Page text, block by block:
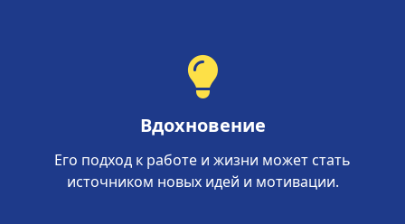
Вдохновение
Его подход к работе и жизни может стать
источником новых идей и мотивации.